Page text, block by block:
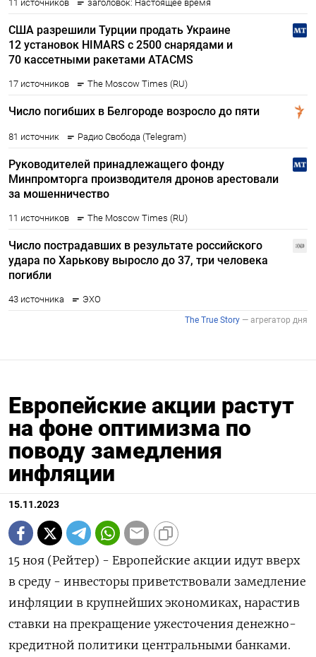
Европейские акции растут
на фоне оптимизма по
поводу замедления
инфляции
15.11.2023
15 ноя (Рейтер) - Европейские акции идут вверх
в среду - инвесторы приветствовали замедление
инфляции в крупнейших экономиках, нарастив
ставки на прекращение ужесточения денежно-
кредитной политики центральными банками.